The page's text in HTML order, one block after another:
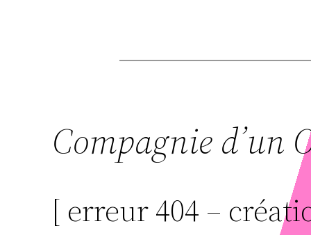
Compagnie d’un
[ erreur 404 –